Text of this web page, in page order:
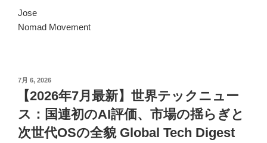
Jose
Nomad Movement
投
日:
7月 6, 2026
【2026年7月最新】世界テックニュー
ス：国連初のAI評価、市場の揺らぎと
次世代OSの全貌 Global Tech Digest